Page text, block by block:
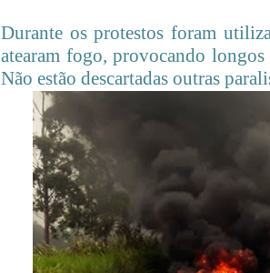
Durante os protestos foram
atearam fogo, provocando
Não estão descartadas outras